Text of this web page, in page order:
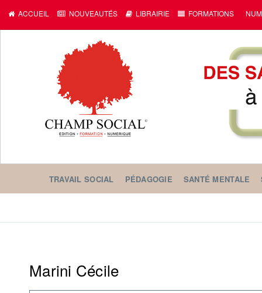
ACCUEIL NOUVEAUTÉS LIBRAIRIE FORMATIONS
TRAVAIL SOCIAL PÉDAGOGIE SANTÉ MENTALE
Marini Cécile